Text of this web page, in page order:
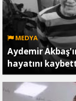
MEDYA
Aydemir
hayatını